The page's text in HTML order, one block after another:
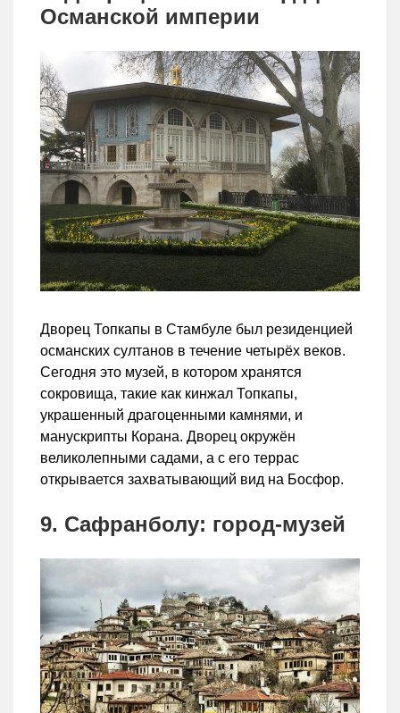
Османской империи
Дворец Топкапы в Стамбуле был резиденцией
османских султанов в течение четырёх веков.
Сегодня это музей, в котором хранятся
сокровища, такие как кинжал Топкапы,
украшенный драгоценными камнями, и
манускрипты Корана. Дворец окружён
великолепными садами, а с его террас
открывается захватывающий вид на Босфор.
9. Сафранболу: город-музей